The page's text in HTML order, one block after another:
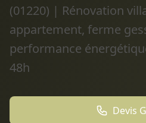
(01220) | Rénovation
appartement, ferme
performance
48h
Devis